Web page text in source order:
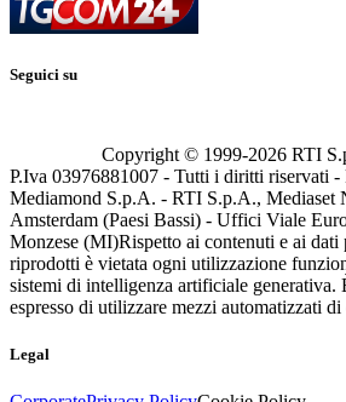
Seguici su
Copyright © 1999-2026 RTI
P.Iva 03976881007 - Tutti i diritti riservati -
Mediamond S.p.A. - RTI S.p.A., Mediaset
Amsterdam (Paesi Bassi) - Uffici Viale
Monzese (MI)Rispetto ai contenuti e ai dati
riprodotti è vietata ogni utilizzazione
sistemi di intelligenza artificiale generativa.
espresso di utilizzare mezzi automatizzati di
Legal